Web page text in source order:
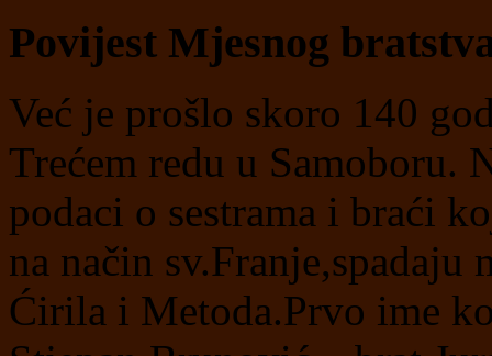
Povijest Mjesnog
Već je prošlo skoro 140
Trećem redu u Samoboru.
podaci o sestrama i braći
na način
Ćirila i Metoda.Prvo ime